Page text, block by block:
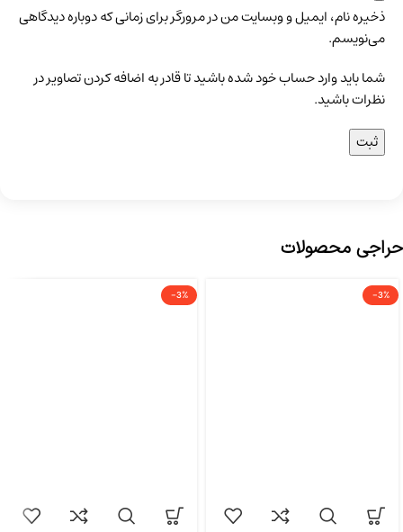
ذخیره نام، ایمیل و وبسایت من در مرورگر برای زمانی که دوباره دیدگاهی
می‌نویسم.
شما باید وارد حساب خود شده باشید تا قادر به اضافه کردن تصاویر در
نظرات باشید.
حراجی محصولات
-3%
-3%